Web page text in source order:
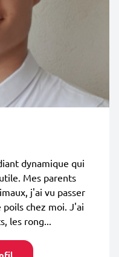
dynamique qui
Mes parents
j'ai vu passer
chez moi. J'ai
les rong...